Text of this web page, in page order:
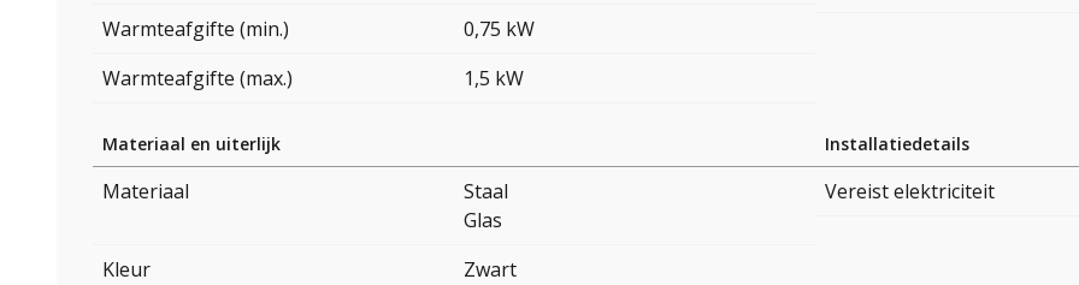
Warmteafgifte (min.)
0,75 kW
Warmteafgifte (max.)
1,5 kW
Materiaal en uiterlijk
Materiaal
Staal
Glas
Kleur
Zwart
Installatiedetails
Vereist elektriciteit